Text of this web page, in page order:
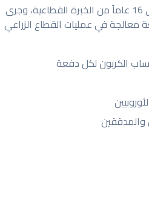
بُنيت بنية ZTO Fabrika استناداً إلى 16 عاماً من الخبرة القطاعية، وجرى
عبر أكثر من 7,500 دفعة معالجة في عمليات القطاع الزراعي
الكربون لكل دفعة